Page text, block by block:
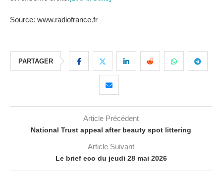
Source: www.radiofrance.fr
PARTAGER
Article Précédent
National Trust appeal after beauty spot littering
Article Suivant
Le brief eco du jeudi 28 mai 2026